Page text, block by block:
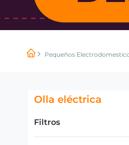
Pequeños
Olla eléctrica
Filtros